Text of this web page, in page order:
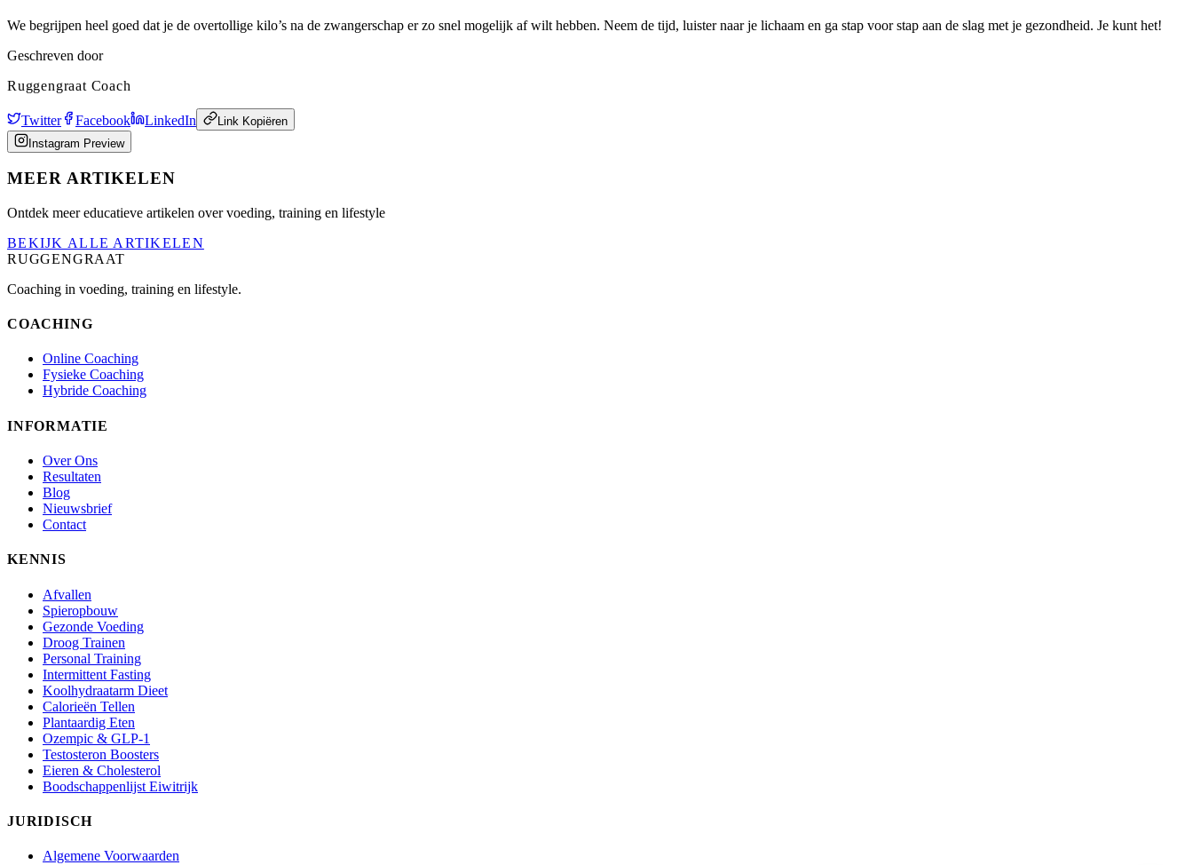
We begrijpen heel goed dat je de overtollige kilo’s na de zwangerschap er zo snel mogelijk af wilt hebben. Neem de tijd, luister naar je lichaam en ga stap voor stap aan de slag met je gezondheid. Je kunt het!
Geschreven door
Ruggengraat Coach
Twitter Facebook LinkedIn
Link Kopiëren
Instagram Preview
MEER ARTIKELEN
Ontdek meer educatieve artikelen over voeding, training en lifestyle
BEKIJK ALLE ARTIKELEN
RUGGENGRAAT
Coaching in voeding, training en lifestyle.
COACHING
Online Coaching
Fysieke Coaching
Hybride Coaching
INFORMATIE
Over Ons
Resultaten
Blog
Nieuwsbrief
Contact
KENNIS
Afvallen
Spieropbouw
Gezonde Voeding
Droog Trainen
Personal Training
Intermittent Fasting
Koolhydraatarm Dieet
Calorieën Tellen
Plantaardig Eten
Ozempic & GLP-1
Testosteron Boosters
Eieren & Cholesterol
Boodschappenlijst Eiwitrijk
JURIDISCH
Algemene Voorwaarden